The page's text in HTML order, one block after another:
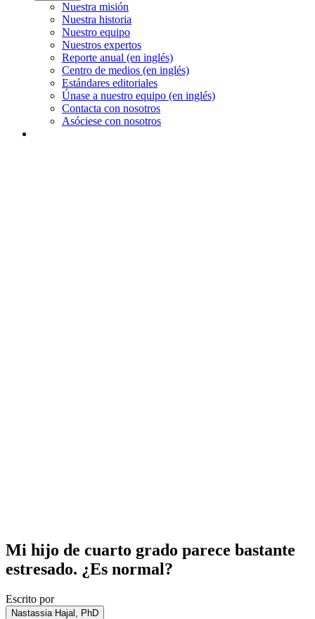
Nuestra misión
Nuestra historia
Nuestro equipo
Nuestros expertos
Reporte anual (en inglés)
Centro de medios (en inglés)
Estándares editoriales
Únase a nuestro equipo (en inglés)
Contacta con nosotros
Asóciese con nosotros
Mi hijo de cuarto grado parece bastante
estresado. ¿Es normal?
Escrito por
Nastassia Hajal, PhD